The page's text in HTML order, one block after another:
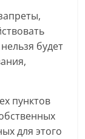
будет
пунктов
для этого